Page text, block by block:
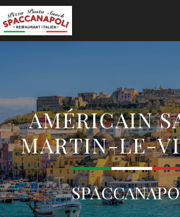
AMÉRICAIN
MARTIN-LE-
Panneau de gestion des cookies